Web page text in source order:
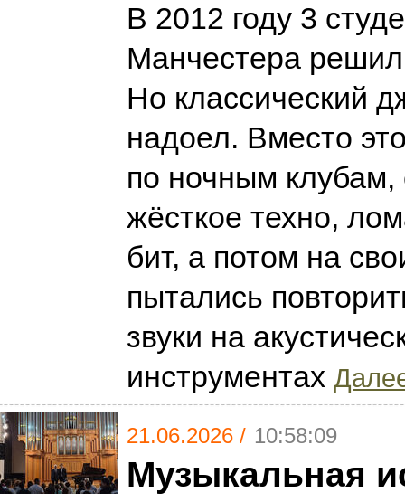
В 2012 году 3
Манчестера
Но классический
надоел. Вместо
по ночным
жёсткое техно,
бит, а потом на
пытались
звуки на
инструментах
21.06.2026 / 10:58:09
Музыкальная